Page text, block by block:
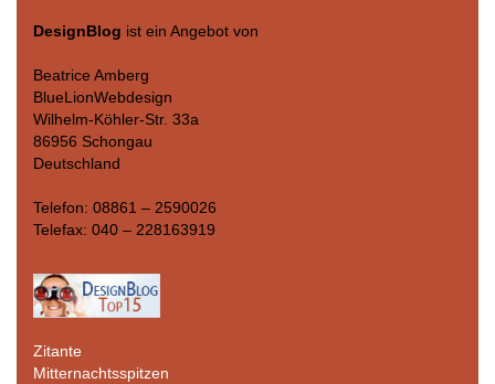
DesignBlog ist ein Angebot von
Beatrice Amberg
BlueLionWebdesign
Wilhelm-Köhler-Str. 33a
86956 Schongau
Deutschland
Telefon: 08861 – 2590026
Telefax: 040 – 228163919
Zitante
Mitternachtsspitzen